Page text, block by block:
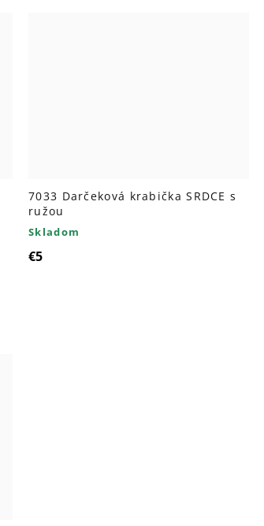
7033 Darčeková krabička SRDCE s
ružou
Skladom
€5